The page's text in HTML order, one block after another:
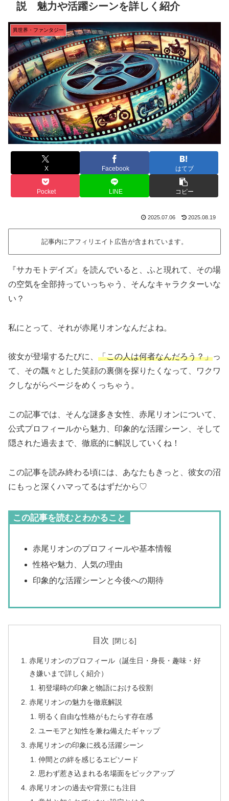
説 魅力や活躍シーンを詳しく紹介
異世界・ファンタジー
X Facebook はてブ
Pocket LINE コピー
2025.07.06 2025.08.19
記事内にアフィリエイト広告が含まれています。
『サカモトデイズ』を読んでいると、ふと現れて、その場
の空気を全部持っていっちゃう、そんなキャラクターいな
い？
私にとって、それが赤尾リオンなんだよね。
彼女が登場するたびに、 「この人は何者なんだろう？」っ
て、その飄々とした笑顔の裏側を探りたくなって、ワクワ
クしながらページをめくっちゃう。
この記事では、そんな謎多き女性、赤尾リオンについて、
公式プロフィールから魅力、印象的な活躍シーン、そして
隠された過去まで、徹底的に解説していくね！
この記事を読み終わる頃には、あなたもきっと、彼女の沼
にもっと深くハマってるはずだから♡
この記事を読むとわかること
赤尾リオンのプロフィールや基本情報
性格や魅力、人気の理由
印象的な活躍シーンと今後への期待
目次
赤尾リオンのプロフィール（誕生日・身長・趣味・好
き嫌いまで詳しく紹介）
初登場時の印象と物語における役割
赤尾リオンの魅力を徹底解説
明るく自由な性格がもたらす存在感
ユーモアと知性を兼ね備えたギャップ
赤尾リオンの印象に残る活躍シーン
仲間との絆を感じるエピソード
思わず惹き込まれる名場面をピックアップ
赤尾リオンの過去や背景にも注目